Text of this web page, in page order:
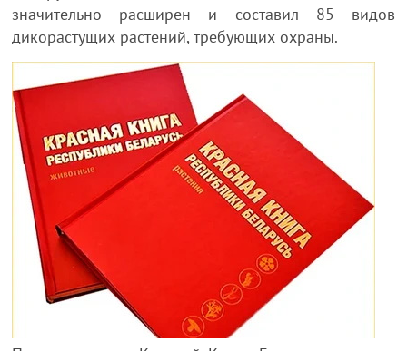
значительно расширен и составил 85 видов
дикорастущих растений, требующих охраны.